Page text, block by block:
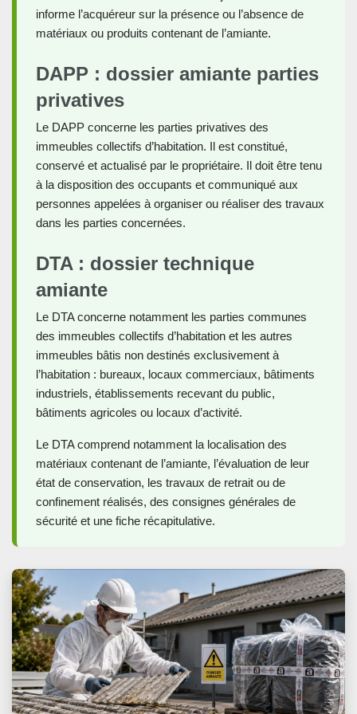
informe l’acquéreur sur la présence ou l’absence de
matériaux ou produits contenant de l’amiante.
DAPP : dossier amiante parties
privatives
Le DAPP concerne les parties privatives des
immeubles collectifs d’habitation. Il est constitué,
conservé et actualisé par le propriétaire. Il doit être tenu
à la disposition des occupants et communiqué aux
personnes appelées à organiser ou réaliser des travaux
dans les parties concernées.
DTA : dossier technique
amiante
Le DTA concerne notamment les parties communes
des immeubles collectifs d’habitation et les autres
immeubles bâtis non destinés exclusivement à
l’habitation : bureaux, locaux commerciaux, bâtiments
industriels, établissements recevant du public,
bâtiments agricoles ou locaux d’activité.
Le DTA comprend notamment la localisation des
matériaux contenant de l’amiante, l’évaluation de leur
état de conservation, les travaux de retrait ou de
confinement réalisés, des consignes générales de
sécurité et une fiche récapitulative.